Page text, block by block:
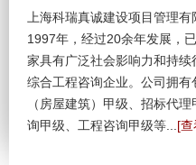
上海科瑞真诚建设项目管理
1997年，经过20余年发展，
家具有广泛社会影响力和持续
综合工程咨询企业。公司拥有
（房屋建筑）甲级、招标代
询甲级、工程咨询甲级等... [